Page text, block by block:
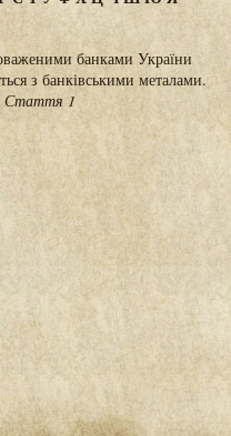
банками України
з банківськими металами.
Стаття 1